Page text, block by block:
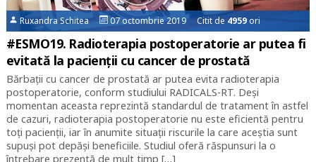
Ruxandra Schitea 07 octombrie 2019 Citit de 4959ori
#ESMO19. Radioterapia postoperatorie ar putea fi
evitată la pacienții cu cancer de prostată
Bărbații cu cancer de prostată ar putea evita radioterapia
postoperatorie, conform studiului RADICALS-RT. Deși
momentan aceasta reprezintă standardul de tratament în astfel
de cazuri, radioterapia postoperatorie nu este eficientă pentru
toți pacienții, iar în anumite situații riscurile la care aceștia sunt
supuși pot depăși beneficiile. Studiul oferă răspunsuri la o
întrebare prezentă de mult timp […]